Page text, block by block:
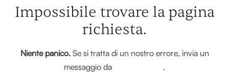
Errore 404
Impossibile trovare la pagina
richiesta.
Niente panico.Se si tratta di un nostro errore, invia un
messaggio da
.